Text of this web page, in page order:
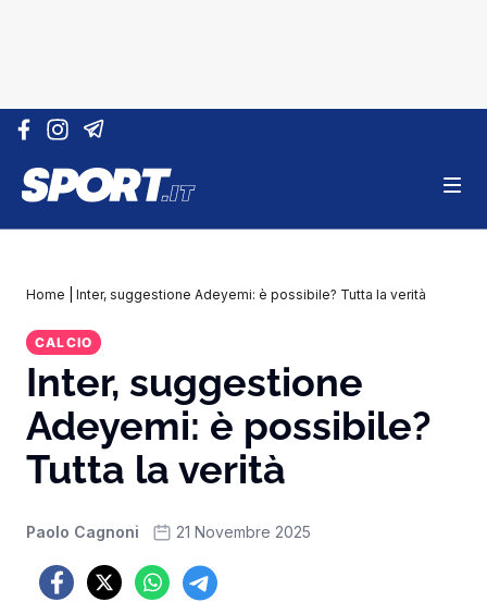
Vai al contenuto
Home Inter, suggestione Adeyemi: è possibile? Tutta la verità
CALCIO
Inter, suggestione
Adeyemi: è possibile?
Tutta la verità
Paolo Cagnoni 21 Novembre 2025